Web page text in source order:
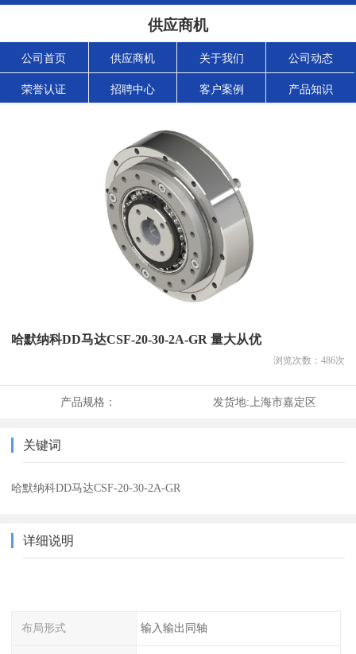
供应商机
公司首页 供应商机 关于我们 公司动态
荣誉认证 招聘中心 客户案例 产品知识
哈默纳科DD马达CSF-20-30-2A-GR 量大从优
浏览次数： 486次
产品规格： 发货地: 上海市嘉定区
关键词
哈默纳科DD马达CSF-20-30-2A-GR
详细说明
布局形式 输入输出同轴